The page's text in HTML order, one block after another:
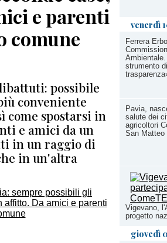
venerdì
Ferrera
strumento
Pavia,
salute dei
agricoltori
San Matteo
Vigevano,
progetto
giovedì
e parenti
comune
possibile
conveniente
come spostarsi in
e amici da un
in un raggio di
in un'altra